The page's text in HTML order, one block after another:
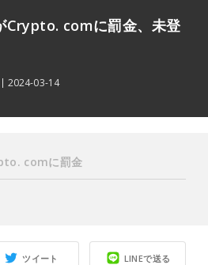
Crypto. comに罰金、未登
2024-03-14
ツイート LINEで送る
comに罰金